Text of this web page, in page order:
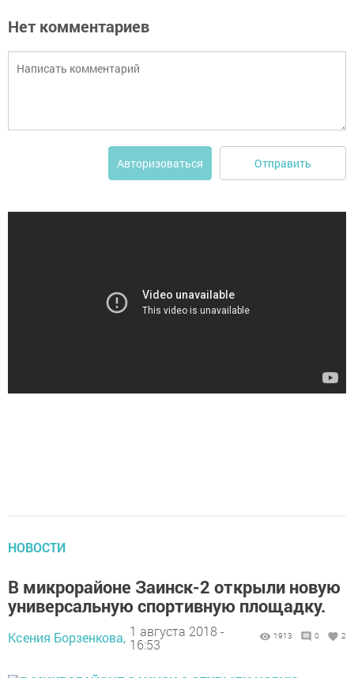
Нет комментариев
Авторизоваться Отправить
НОВОСТИ
В микрорайоне Заинск-2 открыли новую
универсальную спортивную площадку.
Ксения Борзенкова, 1 августа 2018 -
16:53
1913 0 2